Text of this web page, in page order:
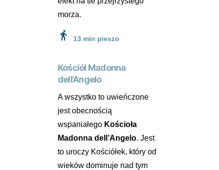
morza.
directions_walk 13 min pieszo
Kościół Madonna
dell’Angelo
A wszystko to uwieńczone
jest obecnością
wspaniałego Kościoła
Madonna dell’Angelo. Jest
to uroczy Kościółek, który od
wieków dominuje nad tym